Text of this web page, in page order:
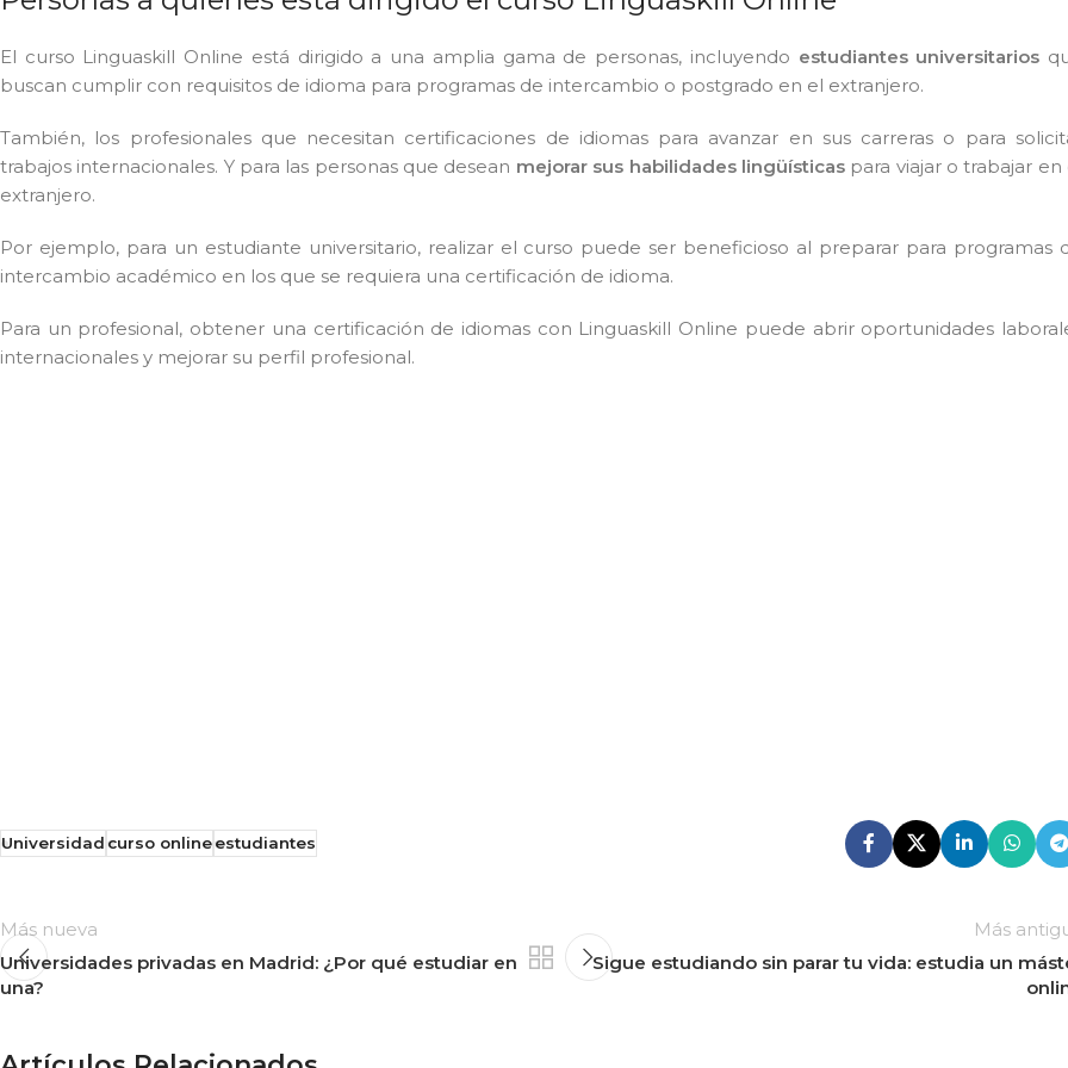
El curso Linguaskill Online está dirigido a una amplia gama de personas, incluyendo estudiantes universitarios
buscan cumplir con requisitos de idioma para programas de intercambio o postgrado en el extranjero.
También, los profesionales que necesitan certificaciones de idiomas para avanzar en sus carreras o para
trabajos internacionales. Y para las personas que desean mejorar sus habilidades lingüísticaspara viajar o trabajar en
extranjero.
Por ejemplo, para un estudiante universitario, realizar el curso puede ser beneficioso al preparar para programas
intercambio académico en los que se requiera una certificación de idioma.
Para un profesional, obtener una certificación de idiomas con Linguaskill Online puede abrir oportunidades
internacionales y mejorar su perfil profesional.
Universidadcurso onlineestudiantes
Más nueva
Universidades privadas en Madrid: ¿Por qué estudiar en
una?
Más
Sigue estudiando sin parar tu vida: estudia un